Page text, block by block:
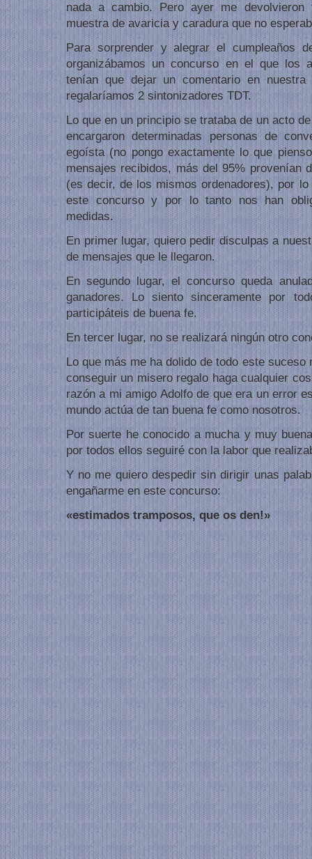
nada a cambio. Pero ayer me
muestra de avaricia y caradura que no
Para sorprender y alegrar el cumpleaños
organizábamos un concurso en el que los
tenían que dejar un comentario en
regalaríamos 2 sintonizadores TDT.
Lo que en un principio se trataba de un acto
encargaron determinadas personas de
egoísta (no pongo exactamente lo que
mensajes recibidos, más del 95% provenían
(es decir, de los mismos ordenadores), por
este concurso y por lo tanto nos han
medidas.
En primer lugar, quiero pedir disculpas a
de mensajes que le llegaron.
En segundo lugar, el concurso queda
ganadores. Lo siento sinceramente por
participáteis de buena fe.
En tercer lugar, no se realizará ningún otro
Lo que más me ha dolido de todo este suceso
conseguir un misero regalo haga cualquier
razón a mi amigo Adolfo de que era un error
mundo actúa de tan buena fe como nosotros.
Por suerte he conocido a mucha y muy
por todos ellos seguiré con la labor que
Y no me quiero despedir sin dirigir unas
engañarme en este concurso:
«estimados tramposos, que os den!»